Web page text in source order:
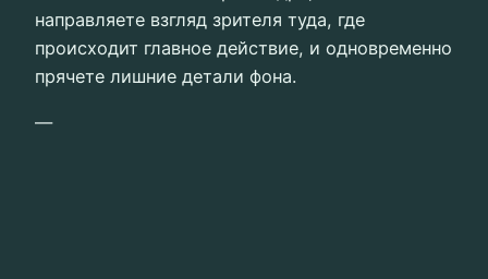
направляете взгляд зрителя туда, где
происходит главное действие, и одновременно
прячете лишние детали фона.
—